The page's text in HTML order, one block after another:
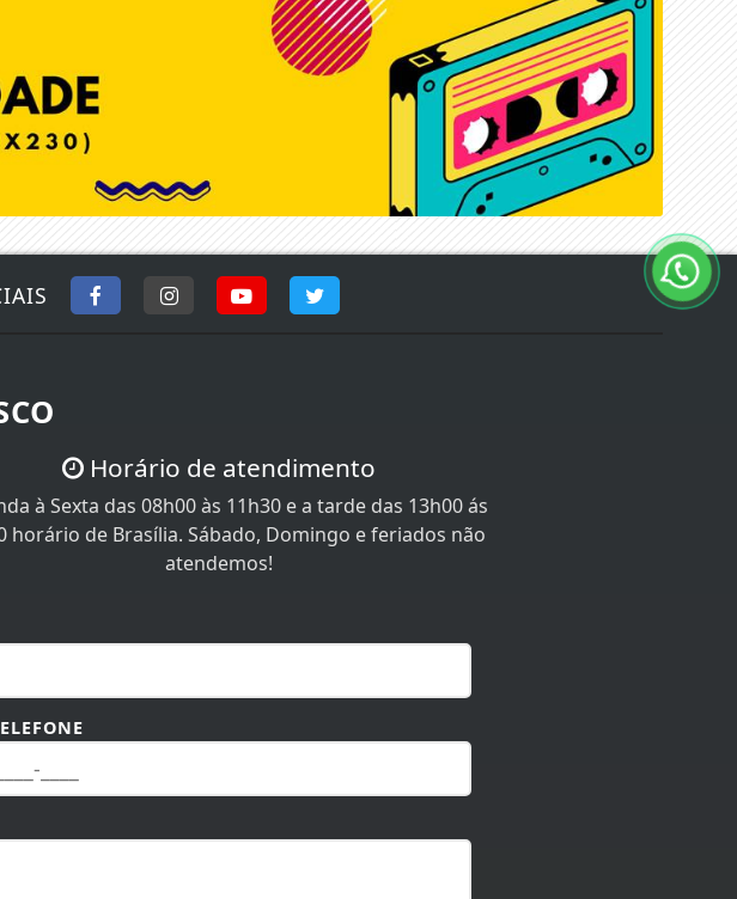
Horário de atendimento
à Sexta das 08h00 às 11h30 e a tarde das 13h00 ás
horário de Brasília. Sábado, Domingo e feriados não
atendemos!